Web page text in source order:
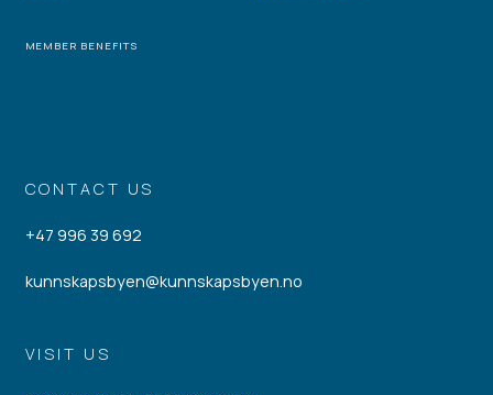
CONTACT US
+47 996 39 692
kunnskapsbyen@kunnskapsbyen.no
VISIT US
MEMBER BENEFITS